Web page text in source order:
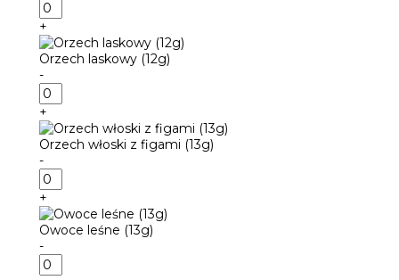
ilość
Mango
z
marakują
(13g)
+
Orzech laskowy (12g)
-
ilość
Orzech
laskowy
(12g)
+
Orzech włoski z figami (13g)
-
ilość
Orzech
włoski
z
figami
(13g)
+
Owoce leśne (13g)
-
ilość